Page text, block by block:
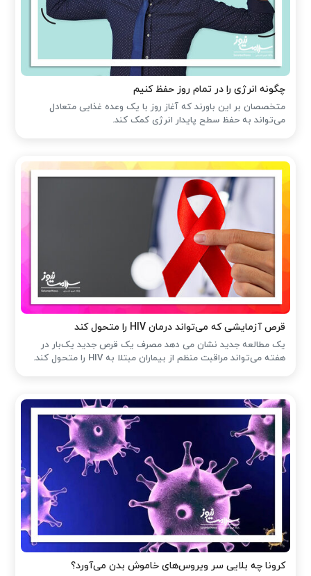
چگونه انرژی را در تمام روز حفظ کنیم
متخصصان بر این باورند که آغاز روز با یک وعده غذایی متعادل
می‌تواند به حفظ سطح پایدار انرژی کمک کند.
قرص آزمایشی که می‌تواند درمان HIV را متحول کند
یک مطالعه جدید نشان می دهد مصرف یک قرص جدید یک‌بار در
هفته می‌تواند مراقبت منظم از بیماران مبتلا به HIV را متحول کند.
کرونا چه بلایی سر ویروس‌های خاموش بدن می‌آورد؟